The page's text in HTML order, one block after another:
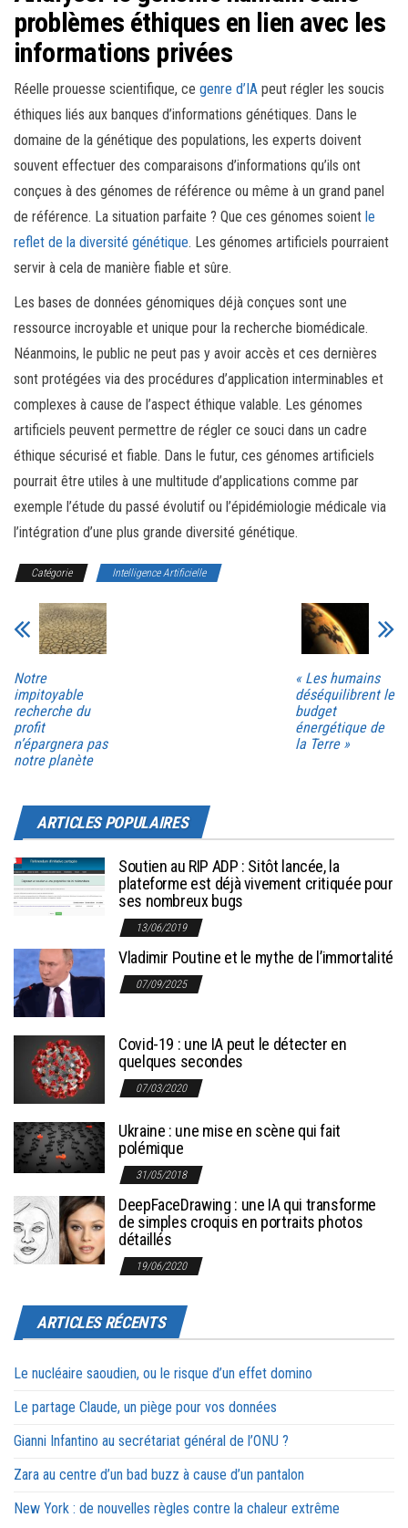
problèmes éthiques en lien avec les
informations privées
Réelle prouesse scientifique, ce genre d’IA peut régler les soucis
éthiques liés aux banques d’informations génétiques. Dans le
domaine de la génétique des populations, les experts doivent
souvent effectuer des comparaisons d’informations qu’ils ont
conçues à des génomes de référence ou même à un grand panel
de référence. La situation parfaite ? Que ces génomes soient le
reflet de la diversité génétique. Les génomes artificiels pourraient
servir à cela de manière fiable et sûre.
Les bases de données génomiques déjà conçues sont une
ressource incroyable et unique pour la recherche biomédicale.
Néanmoins, le public ne peut pas y avoir accès et ces dernières
sont protégées via des procédures d’application interminables et
complexes à cause de l’aspect éthique valable. Les génomes
artificiels peuvent permettre de régler ce souci dans un cadre
éthique sécurisé et fiable. Dans le futur, ces génomes artificiels
pourrait être utiles à une multitude d’applications comme par
exemple l’étude du passé évolutif ou l’épidémiologie médicale via
l’intégration d’une plus grande diversité génétique.
Catégorie Intelligence Artificielle
Notre
impitoyable
recherche du
profit
n’épargnera pas
notre planète
« Les humains
déséquilibrent le
budget
énergétique de
la Terre »
ARTICLES POPULAIRES
Soutien au RIP ADP : Sitôt lancée, la
plateforme est déjà vivement critiquée pour
ses nombreux bugs
13/06/2019
Vladimir Poutine et le mythe de l’immortalité
07/09/2025
Covid-19 : une IA peut le détecter en
quelques secondes
07/03/2020
Ukraine : une mise en scène qui fait
polémique
31/05/2018
DeepFaceDrawing : une IA qui transforme
de simples croquis en portraits photos
détaillés
19/06/2020
ARTICLES RÉCENTS
Le nucléaire saoudien, ou le risque d’un effet domino
Le partage Claude, un piège pour vos données
Gianni Infantino au secrétariat général de l’ONU ?
Zara au centre d’un bad buzz à cause d’un pantalon
New York : de nouvelles règles contre la chaleur extrême